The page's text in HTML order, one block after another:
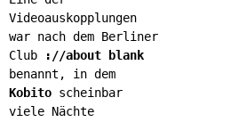
Videoauskopplungen
war nach dem Berliner
Club ://about blank
benannt, in dem
Kobito scheinbar
viele Nächte